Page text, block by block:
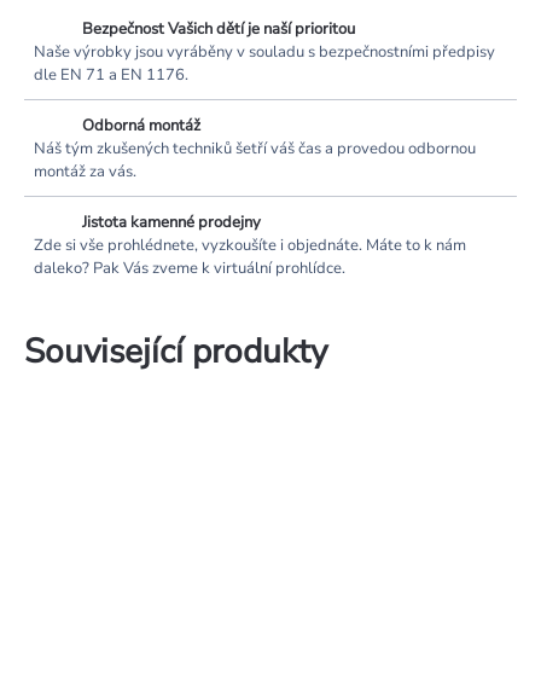
Bezpečnost Vašich dětí je naší prioritou
Naše výrobky jsou vyráběny v souladu s bezpečnostními předpisy
dle EN 71 a EN 1176.
Odborná montáž
Náš tým zkušených techniků šetří váš čas a provedou odbornou
montáž za vás.
Jistota kamenné prodejny
Zde si vše prohlédnete, vyzkoušíte i objednáte. Máte to k nám
daleko? Pak Vás zveme k virtuální prohlídce.
Související produkty